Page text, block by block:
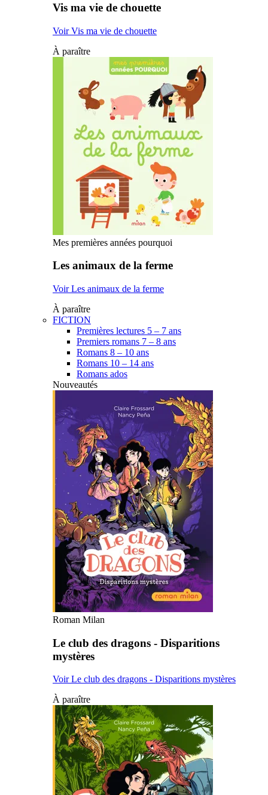
Vis ma vie de chouette
Voir Vis ma vie de chouette
À paraître
Mes premières années pourquoi
Les animaux de la ferme
Voir Les animaux de la ferme
À paraître
FICTION
Premières lectures 5 – 7 ans
Premiers romans 7 – 8 ans
Romans 8 – 10 ans
Romans 10 – 14 ans
Romans ados
Nouveautés
Roman Milan
Le club des dragons - Disparitions
mystères
Voir Le club des dragons - Disparitions mystères
À paraître